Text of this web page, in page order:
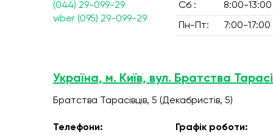
(044) 29-099-29
viber (095) 29-099-29
Сб :
8:00-13:00
Пн-Пт: 7:00-17:00
Україна, м. Київ, вул. Братства
Братства Тарасівців, 5 (Декабристів, 5)
Телефони:
Графік роботи: